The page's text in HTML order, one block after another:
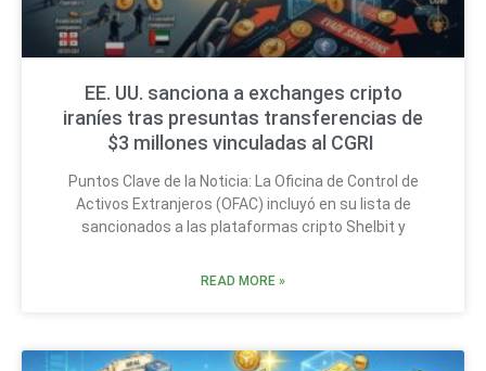
EE. UU. sanciona a exchanges cripto
iraníes tras presuntas transferencias de
$3 millones vinculadas al CGRI
Puntos Clave de la Noticia: La Oficina de Control de
Activos Extranjeros (OFAC) incluyó en su lista de
sancionados a las plataformas cripto Shelbit y
READ MORE »